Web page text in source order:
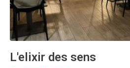
L'elixir des sens